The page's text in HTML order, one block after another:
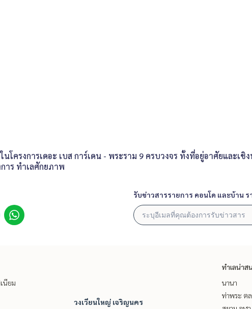
ครงการเดอะ เบส การ์เดน - พระราม 9 ครบวงจร ทั้งที่อยู่อาศัยและเ
าร ทำเลศักยภาพ
รับข่าวสารรายการ คอนโด และบ้าน ร
นียม
วงเวียนใหญ่ เจริญนคร
ทำเลน่าส
นานา
ท่าพระ ต